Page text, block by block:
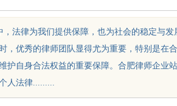
，法律为我们提供保障，也为社会的稳定与
，优秀的律师团队显得尤为重要，特别是在
护自身合法权益的重要保障。合肥律师企业
人法律.........